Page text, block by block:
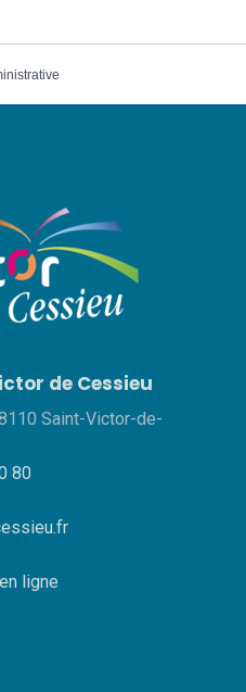
de Cessieu
Saint-Victor-de-
80
ligne